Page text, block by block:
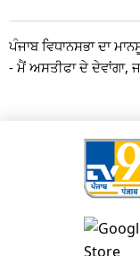
ਪੰਜਾਬ ਵਿਧਾਨਸਭਾ ਦਾ
- ਮੈਂ ਅਸਤੀਫਾ ਦੇ ਦੇਵਾਂਗਾ,